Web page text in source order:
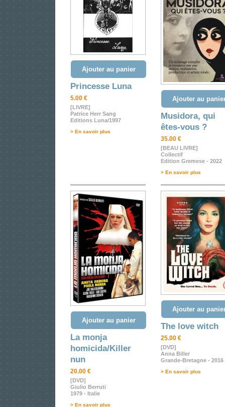
Ajouter au panier
Princesse Luna
5.00 €
[LIVRE]
Patrice Herr Sang
Editions Luna/1997
> En savoir plus
Ajouter au
Musidora, qui
êtes-vous ?
35.00 €
[BEAU LIVRE]
Collectif
Edition Gremese - 2022
> En savoir plus
Ajouter au panier
La monja
homicida/Killer
nun
20.00 €
[DVD]
Giulio Berruti
1979 - Italie
> En savoir plus
Ajouter au
The love witch
25.00 €
[DVD]
Anna Biller
Grande-Bretagne - 2016
> En savoir plus